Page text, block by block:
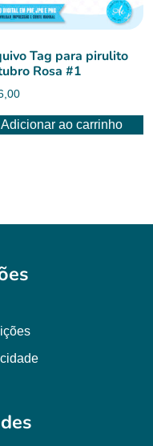
Tag para pirulito
Rosa #1
Adicionar ao carrinho